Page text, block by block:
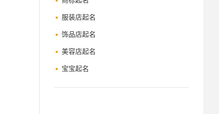
服装店起名
饰品店起名
美容店起名
宝宝起名